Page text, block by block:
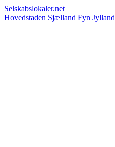
Selskabslokaler.net
Hovedstaden Sjælland Fyn Jylland